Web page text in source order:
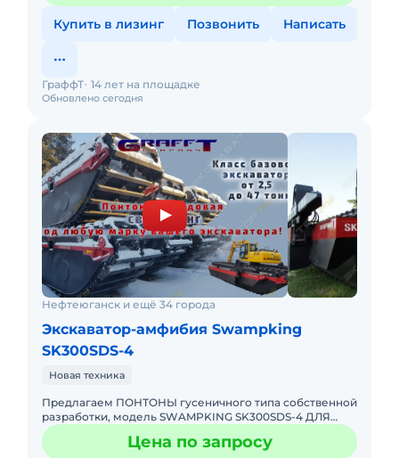
Купить в лизинг Позвонить Написать
Обновлено сегодня
ГраффТ 14 лет на площадке
Нефтеюганск и ещё 34 города
Экскаватор-амфибия Swampking
SK300SDS-4
Новая техника
Предлагаем ПОНТОНЫ гусеничного типа собственной
разработки, модель SWAMPKING SK300SDS-4 ДЛЯ
ЭКСКАВАТОРОВ КЛАССА 19-23 ТОННЫ НОВАЯ
ПОНТОННАЯ ХОДОВАЯ В НАЛИЧИИ
Цена по запросу